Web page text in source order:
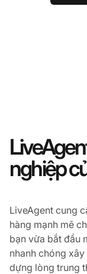
nghiệp
LiveAgent cung
hàng mạnh mẽ
bạn vừa bắt đầu
nhanh chóng
dựng lòng trung